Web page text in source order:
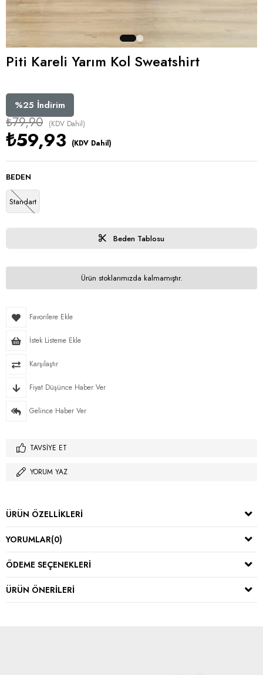
Piti Kareli Yarım Kol Sweatshirt
%25 İndirim
₺79,90 (KDV Dahil)
₺59,93 (KDV Dahil)
BEDEN
Standart
Beden Tablosu
Ürün stoklarımızda kalmamıştır.
Favorilere Ekle
İstek Listeme Ekle
Karşılaştır
Fiyat Düşünce Haber Ver
Gelince Haber Ver
TAVSIYE ET
YORUM YAZ
ÜRÜN ÖZELLIKLERI
YORUMLAR(0)
ÖDEME SEÇENEKLERI
ÜRÜN ÖNERILERI